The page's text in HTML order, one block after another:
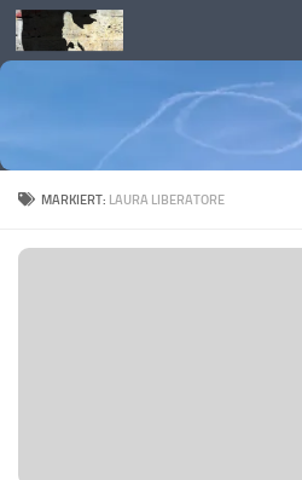
Skip to content
MARKIERT: LAURA LIBERATORE